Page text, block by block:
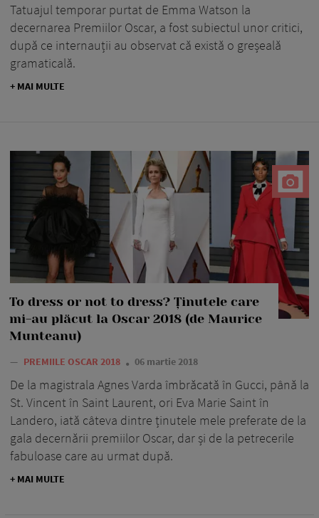
Tatuajul temporar purtat de Emma Watson la
decernarea Premiilor Oscar, a fost subiectul unor critici,
după ce internauții au observat că există o greșeală
gramaticală.
+ MAI MULTE
To dress or not to dress? Ținutele care
mi-au plăcut la Oscar 2018 (de Maurice
Munteanu)
— PREMIILE OSCAR 2018 06 martie 2018
De la magistrala Agnes Varda îmbrăcată în Gucci, până la
St. Vincent în Saint Laurent, ori Eva Marie Saint în
Landero, iată câteva dintre ținutele mele preferate de la
gala decernării premiilor Oscar, dar și de la petrecerile
fabuloase care au urmat după.
+ MAI MULTE